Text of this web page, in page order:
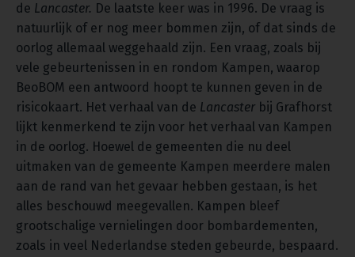
de Lancaster. De laatste keer was in 1996. De vraag is
natuurlijk of er nog meer bommen zijn, of dat sinds de
oorlog allemaal weggehaald zijn. Een vraag, zoals bij
vele gebeurtenissen in en rondom Kampen, waarop
BeoBOM een antwoord hoopt te kunnen geven in de
risicokaart. Het verhaal van de Lancaster bij Grafhorst
lijkt kenmerkend te zijn voor het verhaal van Kampen
in de oorlog. Hoewel de gemeenten die nu deel
uitmaken van de gemeente Kampen meerdere malen
aan de rand van het gevaar hebben gestaan, is het
alles beschouwd meegevallen. Kampen bleef
grootschalige vernielingen door bombardementen,
zoals in veel Nederlandse steden gebeurde, bespaard.